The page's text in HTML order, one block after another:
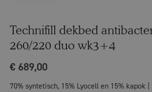
Technifill dekbed
260/220 duo wk3+4
€ 689,00
70% syntetisch, 15% Lyocell en 15% kapok |